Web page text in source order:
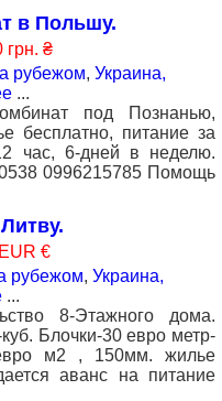
в Польшу.
грн. ₴
рубежом, Украина,
...
под Познанью,
бесплатно, питание за
час, 6-дней в неделю.
0996215785 Помощь
€
рубежом, Украина,
...
8-Этажного дома.
Блочки-30 евро метр-
м2 , 150мм. жилье
аванс на питание